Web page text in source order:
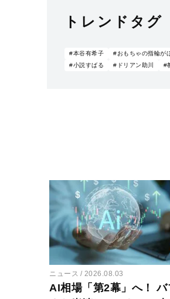
トレンドタグ
#本谷有希子 #おもちゃの指輪が
#小説すばる
#ドリアン助川 #
ニュース 2026.08.03
AI相場「第2幕」へ！ バ